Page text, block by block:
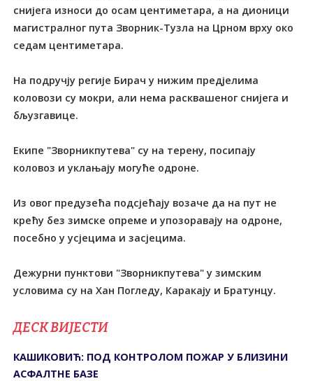
снијега износи до осам центиметара, а на дионици
магистралног пута Зворник-Тузла на Црном врху око
седам центиметара.
На подручју регије Бирач у нижим предјелима
коловози су мокри, али нема расквашеног снијега и
бљузгавице.
Екипе "Зворникпутева" су на терену, посипају
коловоз и уклањају могуће одроне.
Из овог предузећа подсјећају возаче да на пут не
крећу без зимске опреме и упозоравају на одроне,
посебно у усјецима и засјецима.
Дежурни пунктови "Зворникпутева" у зимским
условима су на Хан Погледу, Каракају и Братунцу.
ДЕСК ВИЈЕСТИ
КАШИКОВИЋ: ПОД КОНТРОЛОМ ПОЖАР У БЛИЗИНИ
АСФАЛТНЕ БАЗЕ